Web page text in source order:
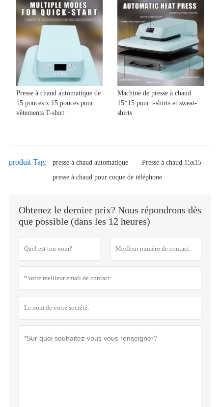
Presse à chaud automatique de
15 pouces x 15 pouces pour
vêtements T-shirt
Machine de presse à chaud
15*15 pour t-shirts et sweat-
shirts
produit Tag: presse à chaud automatique
Presse à chaud 15x15
presse à chaud pour coque de téléphone
Obtenez le dernier prix? Nous répondrons dès
que possible (dans les 12 heures)